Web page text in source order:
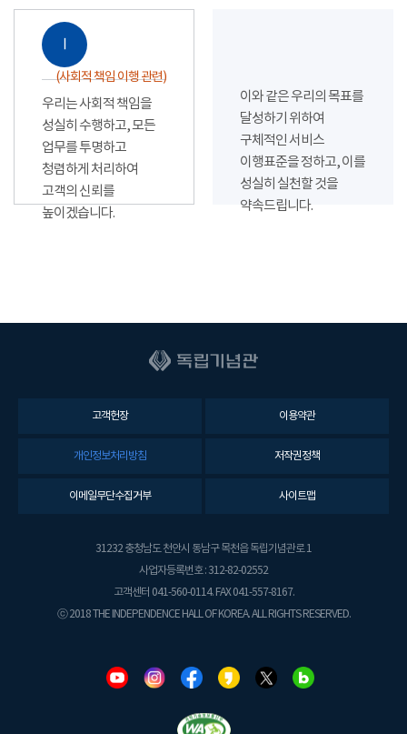
Ⅰ
(사회적 책임 이행 관련)
우리는 사회적 책임을
성실히 수행하고, 모든
업무를 투명하고
청렴하게 처리하여
고객의 신뢰를
높이겠습니다.
이와 같은 우리의 목표를
달성하기 위하여
구체적인 서비스
이행표준을 정하고, 이를
성실히 실천할 것을
약속드립니다.
고객헌장 이용약관
개인정보처리방침 저작권정책
이메일무단수집거부 사이트맵
31232 충청남도 천안시 동남구 목천읍 독립기념관로 1
사업자등록번호 : 312-82-02552
고객센터 041-560-0114. FAX 041-557-8167.
ⓒ 2018 THE INDEPENDENCE HALL OF KOREA. ALL RIGHTS RESERVED.